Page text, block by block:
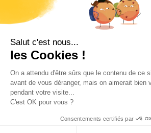
NOS BUREAUX
A. 59, rue Desseaux 76100
T. +33 7 69 75 39 67
©Monibrand